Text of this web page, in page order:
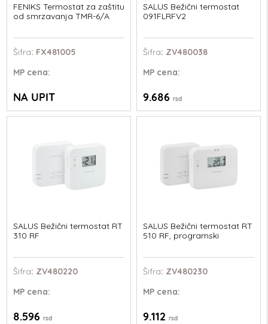
FENIKS Termostat za zaštitu
od smrzavanja TMR-6/A
Šifra: FX481005
MP cena:
NA UPIT
SALUS Bežični termostat
091FLRFV2
Šifra: ZV480038
MPcena:
9.686 rsd
SALUS Bežični termostat RT
310 RF
Šifra: ZV480220
MP cena:
8.596rsd
SALUS Bežični termostat RT
510 RF, programski
Šifra: ZV480230
MPcena:
9.112 rsd